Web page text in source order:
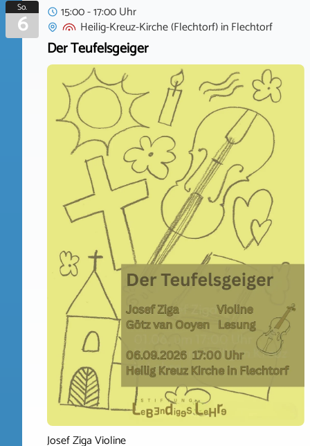
So.
6
15:00 - 17:00 Uhr
Heilig-Kreuz-Kirche (Flechtorf)inFlechtorf
Der Teufelsgeiger
Josef Ziga Violine